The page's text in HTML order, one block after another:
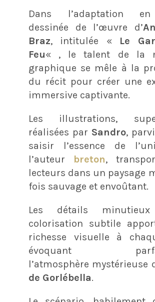
Dans l’adaptation
dessinée de l’œuvre d’
Braz, intitulée « Le
Feu« , le talent de la
graphique se mêle à la
du récit pour créer une
immersive captivante.
Les illustrations,
réalisées par Sandro,
saisir l’essence de
l’auteur breton,
lecteurs dans un paysage
fois sauvage et envoûtant.
Les détails
colorisation subtile
richesse visuelle à
évoquant
l’atmosphère mystérieuse
de Gorlébella.